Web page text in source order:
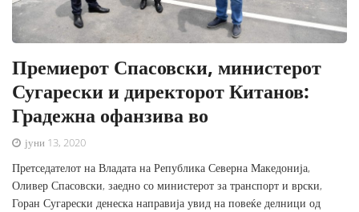
Премиерот Спасовски, министерот
Сугарески и директорот Китанов:
Градежна офанзива во
јуни 13, 2020
Претседателот на Владата на Република Северна Македонија,
Оливер Спасовски, заедно со министерот за транспорт и врски,
Горан Сугарески денеска направија увид на повеќе делници од